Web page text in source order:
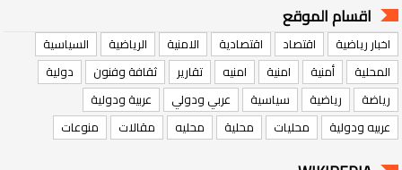
اقسام الموقع
اخبار رياضية اقتصاد اقتصادية الامنية الرياضية
السياسية
المحلية
أمنية امنية امنيه تقارير ثقافة وفنون
دولية
رياضة
رياضية سياسية عربي ودولي
عربية ودولية
عربيه ودولية
محليات محلية محليه مقالات منوعات